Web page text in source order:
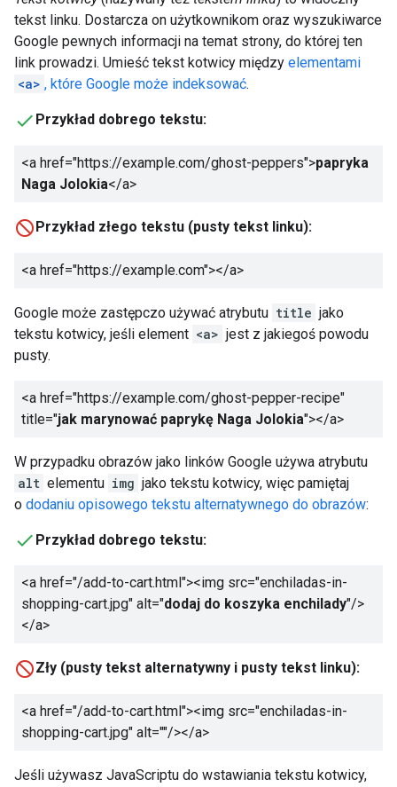
tekst linku. Dostarcza on użytkownikom oraz wyszukiwarce
Google pewnych informacji na temat strony, do której ten
link prowadzi. Umieść tekst kotwicy między elementami
<a> , które Google może indeksować.
Przykład dobrego tekstu:
<a href="https://example.com/ghost-peppers">papryka
Naga Jolokia</a>
Przykład złego tekstu (pusty tekst linku):
<a href="https://example.com"></a>
Google może zastępczo używać atrybutu title jako
tekstu kotwicy, jeśli element <a> jest z jakiegoś powodu
pusty.
<a href="https://example.com/ghost-pepper-recipe"
title="jak marynować paprykę Naga Jolokia"></a>
W przypadku obrazów jako linków Google używa atrybutu
alt elementu img jako tekstu kotwicy, więc pamiętaj
o dodaniu opisowego tekstu alternatywnego do obrazów:
Przykład dobrego tekstu:
<a href="/add-to-cart.html"><img src="enchiladas-in-
shopping-cart.jpg" alt="dodaj do koszyka enchilady"/>
</a>
Zły (pusty tekst alternatywny i pusty tekst linku):
<a href="/add-to-cart.html"><img src="enchiladas-in-
shopping-cart.jpg" alt=""/></a>
Jeśli używasz JavaScriptu do wstawiania tekstu kotwicy,